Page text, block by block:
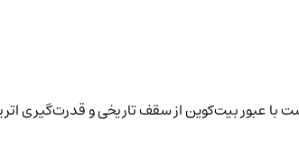
با عبور بیت‌کوین از سقف تاریخی و قدرت‌گیری